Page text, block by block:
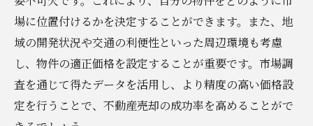
場に位置付けるかを決定することができます。また、地
域の開発状況や交通の利便性といった周辺環境も考慮
し、物件の適正価格を設定することが重要です。市場調
査を通じて得たデータを活用し、より精度の高い価格設
定を行うことで、不動産売却の成功率を高めることがで